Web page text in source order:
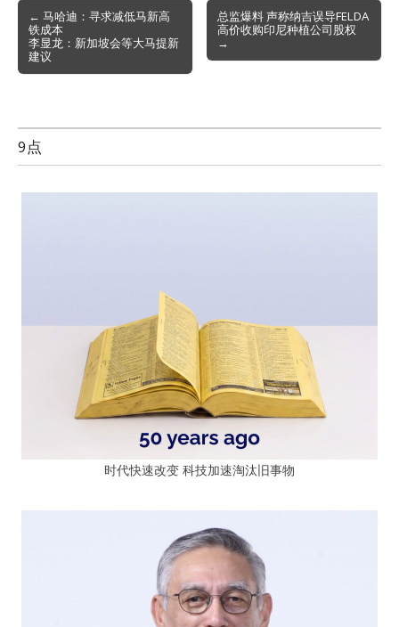
Post
navigation
← 马哈迪：寻求减低马新高
铁成本
李显龙：新加坡会等大马提新
建议
总监爆料 声称纳吉误导FELDA
高价收购印尼种植公司股权
→
9点
时代快速改变 科技加速淘汰旧事物